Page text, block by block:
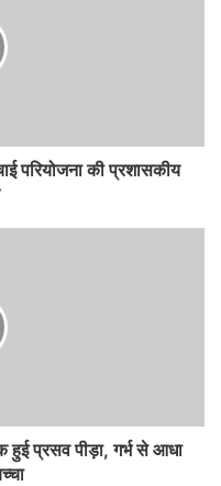
परियोजना की प्रशासकीय
प्रसव पीड़ा, गर्भ से आधा